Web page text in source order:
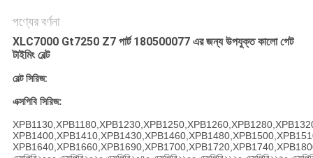
পণ্যের বর্ণনা
XLC7000 Gt7250 Z7 পার্ট 180500077 এর জন্য উপযুক্ত কালো গেট
টাইমিং বেল্ট
বেল্ট সিরিজ:
এক্সপিবি সিরিজ: